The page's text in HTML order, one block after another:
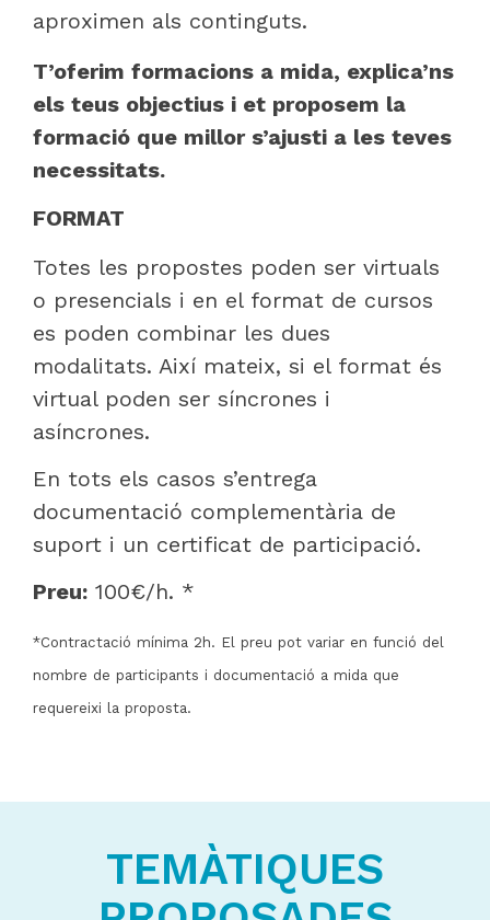
aproximen als continguts.
T’oferim formacions a mida, explica’ns
els teus objectius i et proposem la
formació que millor s’ajusti a les teves
necessitats.
FORMAT
Totes les propostes poden ser virtuals
o presencials i en el format de cursos
es poden combinar les dues
modalitats. Així mateix, si el format és
virtual poden ser síncrones i
asíncrones.
En tots els casos s’entrega
documentació complementària de
suport i un certificat de participació.
Preu: 100€/h. *
*Contractació mínima 2h. El preu pot variar en funció del
nombre de participants i documentació a mida que
requereixi la proposta.
TEMÀTIQUES